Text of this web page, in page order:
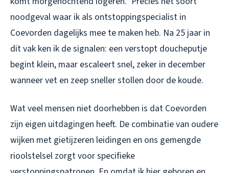
noodgeval waar ik als ontstoppingspecialist in
Coevorden dagelijks mee te maken heb. Na 25 jaar in
dit vak ken ik de signalen: een verstopt doucheputje
begint klein, maar escaleert snel, zeker in december
wanneer vet en zeep sneller stollen door de koude.
Wat veel mensen niet doorhebben is dat Coevorden
zijn eigen uitdagingen heeft. De combinatie van oudere
wijken met gietijzeren leidingen en ons gemengde
rioolstelsel zorgt voor specifieke